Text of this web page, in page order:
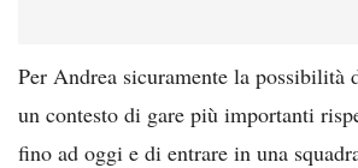
Per Andrea sicuramente la possibilità
un contesto di gare più importanti
fino ad oggi e di entrare in una